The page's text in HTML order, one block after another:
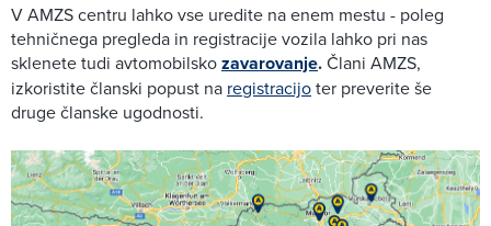
V AMZS centru lahko vse uredite na enem mestu - poleg
tehničnega pregleda in registracije vozila lahko pri nas
sklenete tudi avtomobilskozavarovanje.Člani AMZS,
izkoristite članski popust na registracijoter preverite še
druge članske ugodnosti.